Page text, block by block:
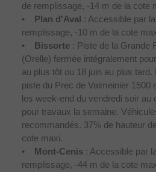
de remplissage, -14 m de la cote
• Plan d'Aval : Accessible par
remplissage, -10 m de la cote
• Bissorte : Piste de la Grande
(Orelle) fermée intégralement
au plus tôt ou 18 juin au plus
piste du Prec de Valmeinier 1500
les week-end du vendredi soir au
pour travaux la semaine.
recommandés. 37% de hauteur
cote maxi.
• Mont-Cenis : Accessible par
remplissage, -44 m de la cote